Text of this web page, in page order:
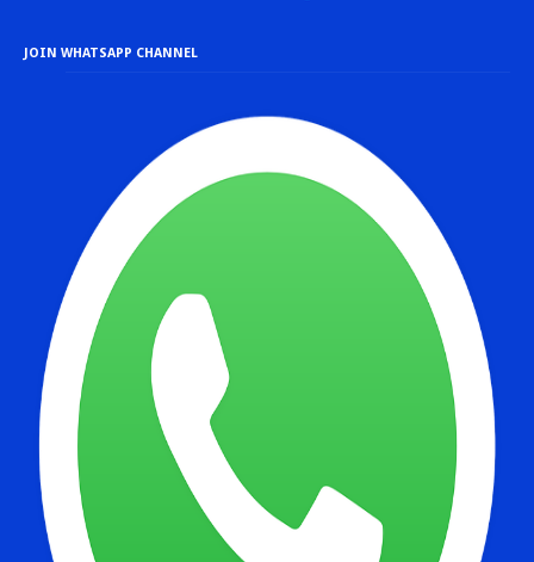
JOIN WHATSAPP CHANNEL